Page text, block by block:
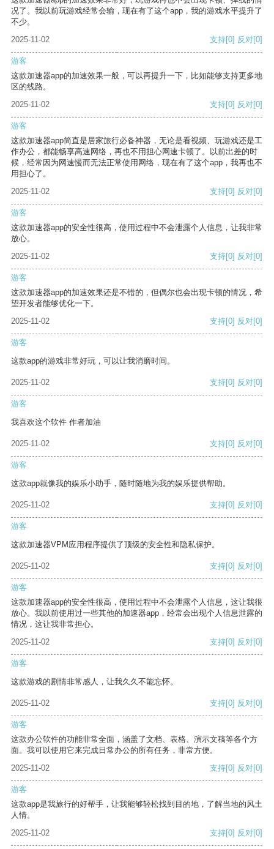
况了。我以前玩游戏经常会输，现在有了这个app，我的游戏水平提升了
不少。
2025-11-02
支持[0] 反对[0]
游客
这款加速器app的加速效果一般，可以再提升一下，比如能够支持更多地
区的线路。
2025-11-02
支持[0] 反对[0]
游客
这款加速器app简直是居家旅行必备神器，无论是看视频、玩游戏还是工
作办公，都能畅享高速网络，再也不用担心网速卡顿了。以前出差的时
候，经常因为网速慢而无法正常使用网络，现在有了这个app，我再也不
用担心了。
2025-11-02
支持[0] 反对[0]
游客
这款加速器app的安全性很高，使用过程中不会泄露个人信息，让我非常
放心。
2025-11-02
支持[0] 反对[0]
游客
这款加速器app的加速效果还是不错的，但偶尔也会出现卡顿的情况，希
望开发者能够优化一下。
2025-11-02
支持[0] 反对[0]
游客
这款app的游戏非常好玩，可以让我消磨时间。
2025-11-02 支持[0] 反对[0]
游客
我喜欢这个软件 作者加油
2025-11-02 支持[0] 反对[0]
游客
这款app就像我的娱乐小助手，随时随地为我的娱乐提供帮助。
2025-11-02 支持[0] 反对[0]
游客
这款加速器VPM应用程序提供了顶级的安全性和隐私保护。
2025-11-02 支持[0] 反对[0]
游客
这款加速器app的安全性很高，使用过程中不会泄露个人信息，这让我很
放心。我以前使用过一些其他的加速器app，经常会出现个人信息泄露的
情况，这让我非常担心。
2025-11-02
支持[0] 反对[0]
游客
这款游戏的剧情非常感人，让我久久不能忘怀。
2025-11-02 支持[0] 反对[0]
游客
这款办公软件的功能非常全面，涵盖了文档、表格、演示文稿等各个方
面。我可以使用它来完成日常办公的所有任务，非常方便。
2025-11-02
支持[0] 反对[0]
游客
这款app是我旅行的好帮手，让我能够轻松找到目的地，了解当地的风土
人情。
2025-11-02
支持[0] 反对[0]